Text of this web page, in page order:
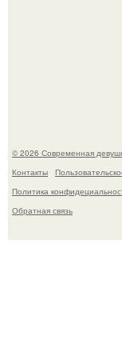
© 2026 Современная
Контакты
Политика
Обратная связь